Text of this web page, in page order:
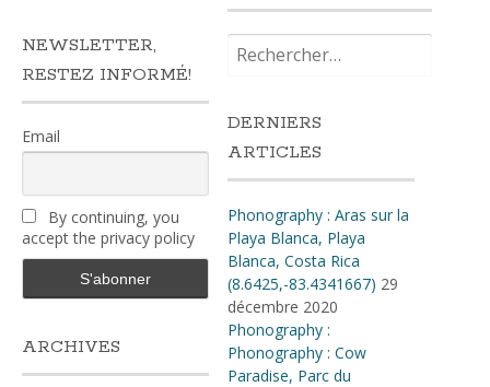
NEWSLETTER,
RESTEZ INFORMÉ!
Email
By continuing, you
accept the privacy policy
ARCHIVES
DERNIERS
ARTICLES
Phonography : Aras sur la
Playa Blanca, Playa
Blanca, Costa Rica
(8.6425,-83.4341667) 29
décembre 2020
Phonography :
Phonography : Cow
Paradise, Parc du